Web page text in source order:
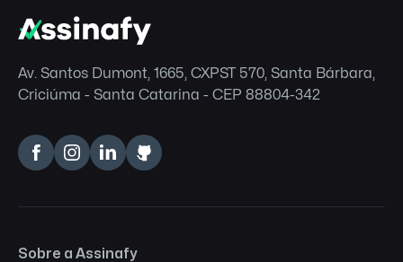
Av. Santos Dumont, 1665, CXPST 570, Santa Bárbara,
Criciúma - Santa Catarina - CEP 88804-342
Sobre a Assinafy